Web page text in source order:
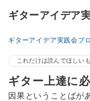
ギターアイデア
ギターアイデア実践会ブ
これだけは読んでほしい
ギター上達に
因果ということばが